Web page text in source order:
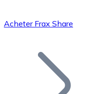
Bitcoin
Acheter Frax Share